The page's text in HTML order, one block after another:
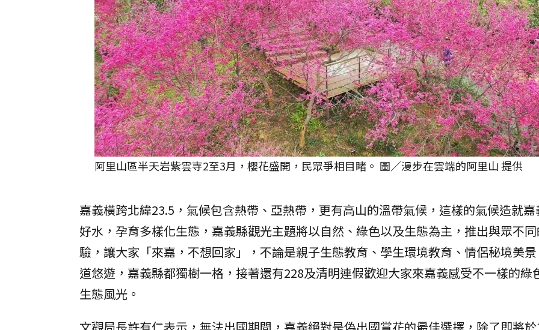
阿里山區半天岩紫雲寺2至3月，櫻花盛開，民眾爭相目睹。 圖／漫步在雲端的阿里山 提供
嘉義橫跨北緯23.5，氣候包含熱帶、亞熱帶，更有高山的溫帶氣候，這樣的氣候造就
好水，孕育多樣化生態，嘉義縣觀光主題將以自然、綠色以及生態為主，推出與眾不
驗，讓大家「來嘉，不想回家」，不論是親子生態教育、學生環境教育、情侶秘境美
道悠遊，嘉義縣都獨樹一格，接著還有228及清明連假歡迎大家來嘉義感受不一樣的綠
生態風光。